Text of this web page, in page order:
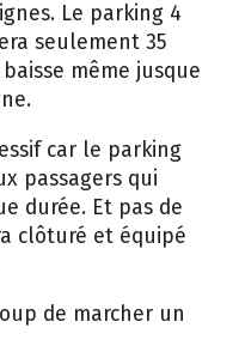
Le parking 4
seulement 35
même jusque
car le parking
passagers qui
durée. Et pas de
clôturé et équipé
de marcher un